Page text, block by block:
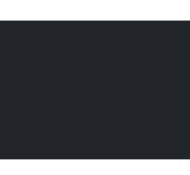
LKW
Wolfsberg